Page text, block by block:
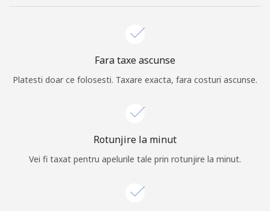
CREEAZA CONT NOU →
Log in
sau
Fara taxe ascunse
Platesti doar ce folosesti. Taxare exacta, fara costuri ascunse.
Rotunjire la minut
Vei fi taxat pentru apelurile tale prin rotunjire la minut.